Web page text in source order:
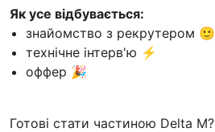
Як усе відбувається:
знайомство з рекрутером 🙂
технічне інтерв'ю ⚡
оффер 🎉
Готові стати частиною Delta M?